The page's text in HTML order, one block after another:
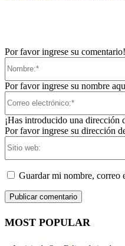
Por favor ingrese su comentario!
Por favor ingrese su nombre
¡Has introducido una dirección
Por favor ingrese su dirección
Guardar mi nombre, correo
MOST POPULAR